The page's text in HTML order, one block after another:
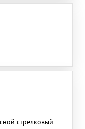
стрелковый